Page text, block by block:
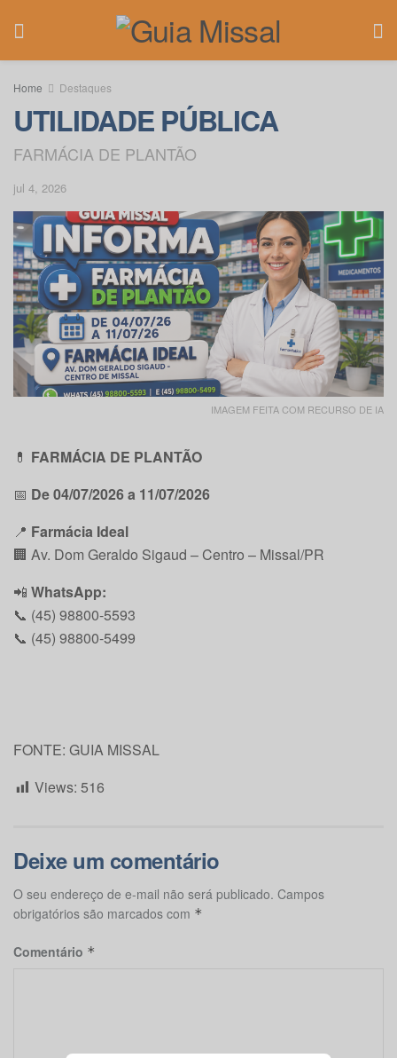
Home Destaques
UTILIDADE PÚBLICA
FARMÁCIA DE PLANTÃO
jul 4, 2026
IMAGEM FEITA COM RECURSO DE IA
💊 FARMÁCIA DE PLANTÃO
📅 De 04/07/2026 a 11/07/2026
📍 Farmácia Ideal
🏢 Av. Dom Geraldo Sigaud – Centro – Missal/PR
📲 WhatsApp:
📞 (45) 98800-5593
📞 (45) 98800-5499
FONTE: GUIA MISSAL
Views: 516
Deixe um comentário
O seu endereço de e-mail não será publicado. Campos
obrigatórios são marcados com *
Comentário *